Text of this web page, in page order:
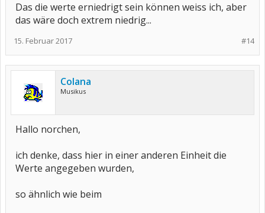
Das die werte erniedrigt sein können weiss ich, aber
das wäre doch extrem niedrig...
#14
15. Februar 2017
Colana
Musikus
Hallo norchen,
ich denke, dass hier in einer anderen Einheit die
Werte angegeben wurden,
so ähnlich wie beim